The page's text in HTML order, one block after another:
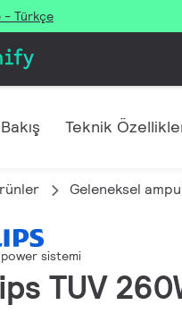
- Türkçe
Teknik
Geleneksel
sistemi
TUV